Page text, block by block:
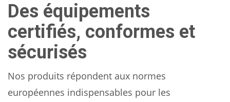
Des équipements
certifiés, conformes et
sécurisés
Nos produits répondent aux normes
européennes indispensables pour les